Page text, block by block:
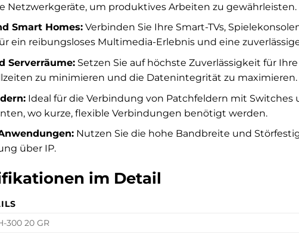
Netzwerkgeräte, um produktives Arbeiten zu gewährleisten.
Smart Homes:Verbinden Sie Ihre Smart-TVs,
ein reibungsloses Multimedia-Erlebnis und eine
Serverräume:Setzen Sie auf höchste Zuverlässigkeit für
zu minimieren und die Datenintegrität zu maximieren.
Ideal für die Verbindung von Patchfeldern mit Switches
wo kurze, flexible Verbindungen benötigt werden.
Nutzen Sie die hohe Bandbreite und
über IP.
im Detail
300 20 GR